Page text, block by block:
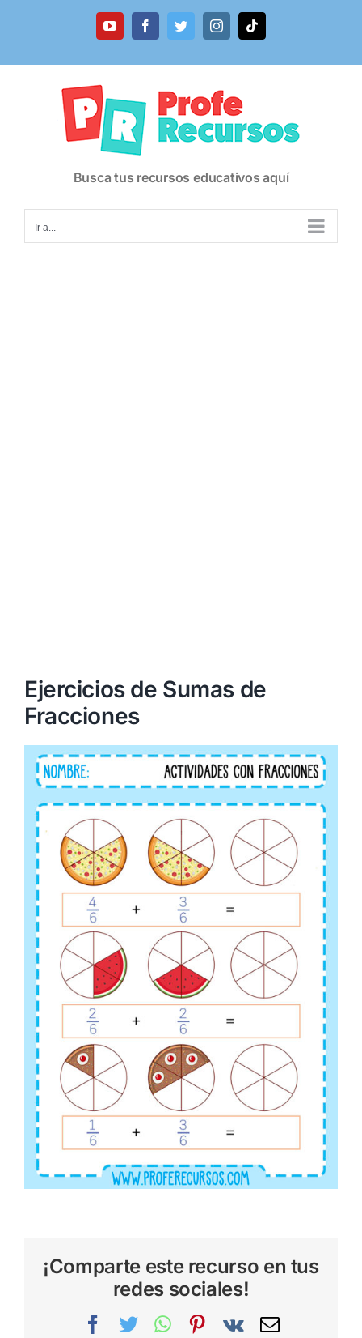
YouTubeFacebookTwitterInstagramTiktok
Busca tus recursos educativos aquí
Ir a...
Ejercicios de Sumas de
Fracciones
¡Comparte este recurso en tus
redes sociales!
Facebook
TwitterWhatsAppPinterest
Vk
Correo